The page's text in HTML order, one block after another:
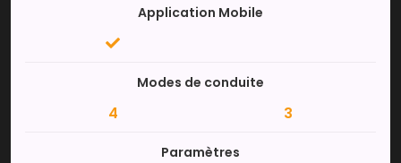
Application Mobile
Modes de conduite
4 3
Paramètres